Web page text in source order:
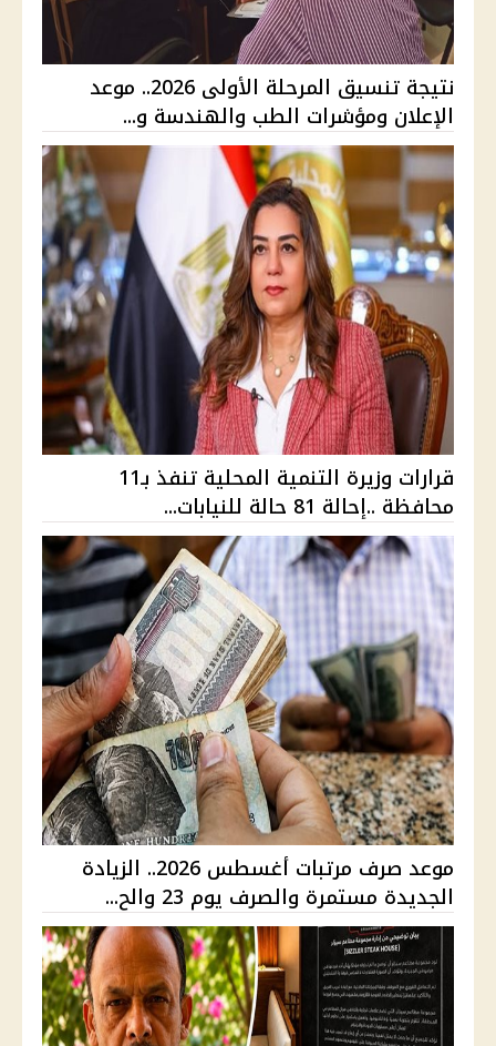
نتيجة تنسيق المرحلة الأولى 2026.. موعد
الإعلان ومؤشرات الطب والهندسة و...
قرارات وزيرة التنمية المحلية تنفذ بـ11
محافظة ..إحالة 81 حالة للنيابات...
موعد صرف مرتبات أغسطس 2026.. الزيادة
الجديدة مستمرة والصرف يوم 23 والح...